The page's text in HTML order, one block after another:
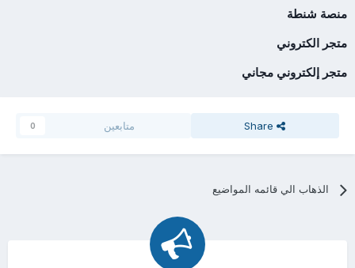
منصة شنطة
متجر الكتروني
متجر إلكتروني مجاني
Share متابعين 0
الذهاب الي قائمه المواضيع